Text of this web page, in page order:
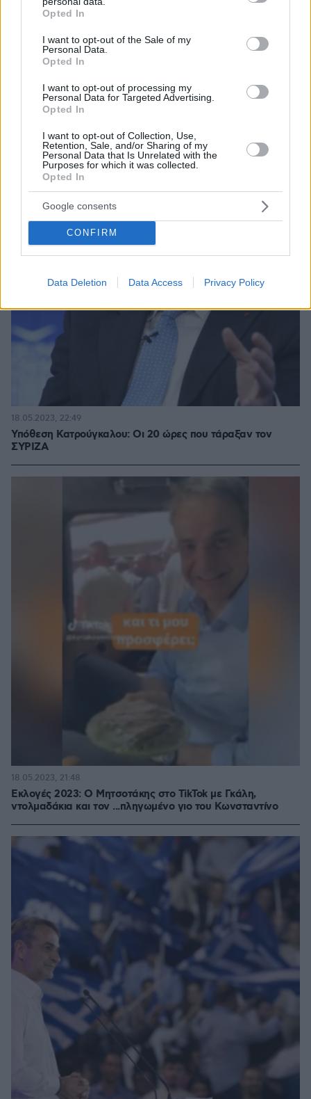
grant or deny consent to Google and its third-party tags to
use your data for below specified purposes in below Google
consent section.
Opted In
I want to opt-out of the Sale of my
Personal Data.
Opted In
I want to opt-out of processing my
Personal Data for Targeted Advertising.
Opted In
I want to opt-out of Collection, Use,
Retention, Sale, and/or Sharing of my
Personal Data that Is Unrelated with the
Purposes for which it was collected.
Opted In
Google consents
CONFIRM
Data Deletion Data Access Privacy Policy
Σχετικά Άρθρα
Υπόθεση Κατρούγκαλου: Οι 20 ώρες που τάραξαν τον
ΣΥΡΙΖΑ
18.05.2023, 22:49
Εκλογές 2023: Ο Μητσοτάκης στο TikTok με Γκάλη,
ντολμαδάκια και τον ...πληγωμένο γιο του Κωνσταντίνο
18.05.2023, 21:48
και τον Κόσμο, τη στιγμή που συμβαίνουν, στο
Protothema.gr